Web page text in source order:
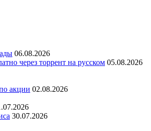
06.08.2026
через торрент на русском 05.08.2026
акции 02.08.2026
30.07.2026